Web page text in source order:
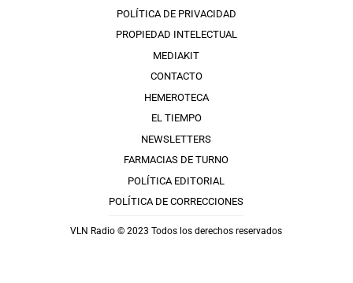
POLÍTICA DE PRIVACIDAD
PROPIEDAD INTELECTUAL
MEDIAKIT
CONTACTO
HEMEROTECA
EL TIEMPO
NEWSLETTERS
FARMACIAS DE TURNO
POLÍTICA EDITORIAL
POLÍTICA DE CORRECCIONES
VLN Radio © 2023 Todos los derechos reservados